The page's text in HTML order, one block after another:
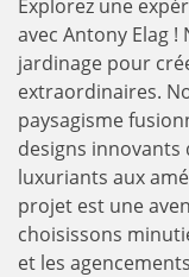
Explorez une
avec Antony Elag
jardinage pour
extraordinaires.
paysagisme
designs innovants
luxuriants aux
projet est une
choisissons
et les